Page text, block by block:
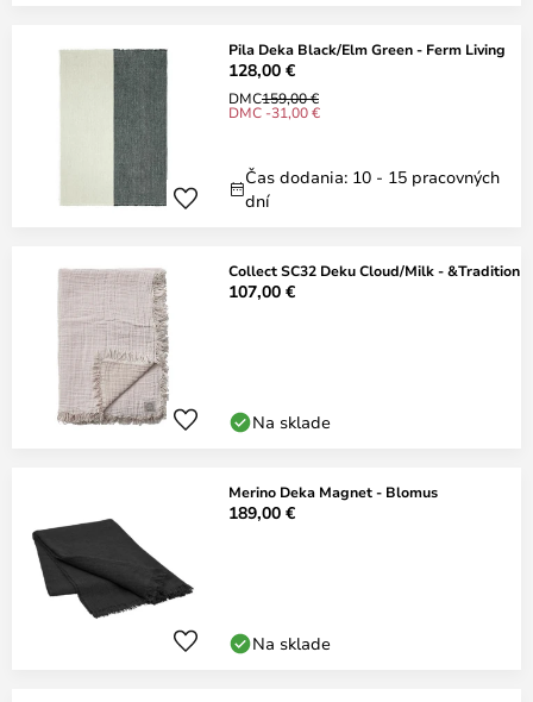
Pila Deka Black/Elm Green - Ferm Living
128,00 €
DMC159,00 €
DMC -31,00 €
Čas dodania: 10 - 15 pracovných
dní
Collect SC32 Deku Cloud/Milk - &Tradition
107,00 €
Na sklade
Merino Deka Magnet - Blomus
189,00 €
Na sklade